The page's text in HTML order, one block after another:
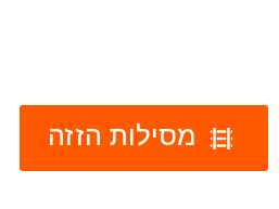
מסילות הזזה